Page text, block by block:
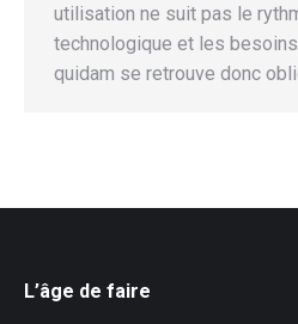
utilisation ne suit pas le
technologique et les
quidam se retrouve donc
L’âge de faire